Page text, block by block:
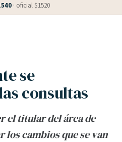
· oficial $1520
se
consultas
el titular del área de
los cambios que se van